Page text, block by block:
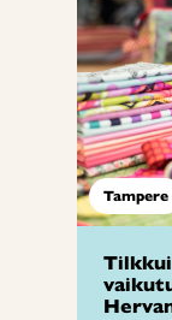
Tampere